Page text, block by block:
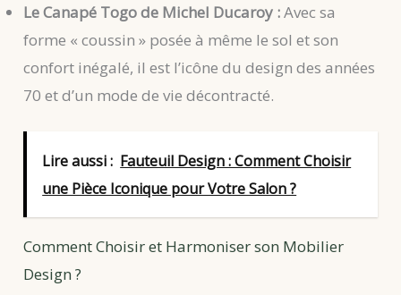
Le Canapé Togo de Michel Ducaroy :Avec sa
forme « coussin » posée à même le sol et son
confort inégalé, il est l’icône du design des années
70 et d’un mode de vie décontracté.
Lire aussi : Fauteuil Design : Comment Choisir
une Pièce Iconique pour Votre Salon ?
Comment Choisir et Harmoniser son Mobilier
Design ?